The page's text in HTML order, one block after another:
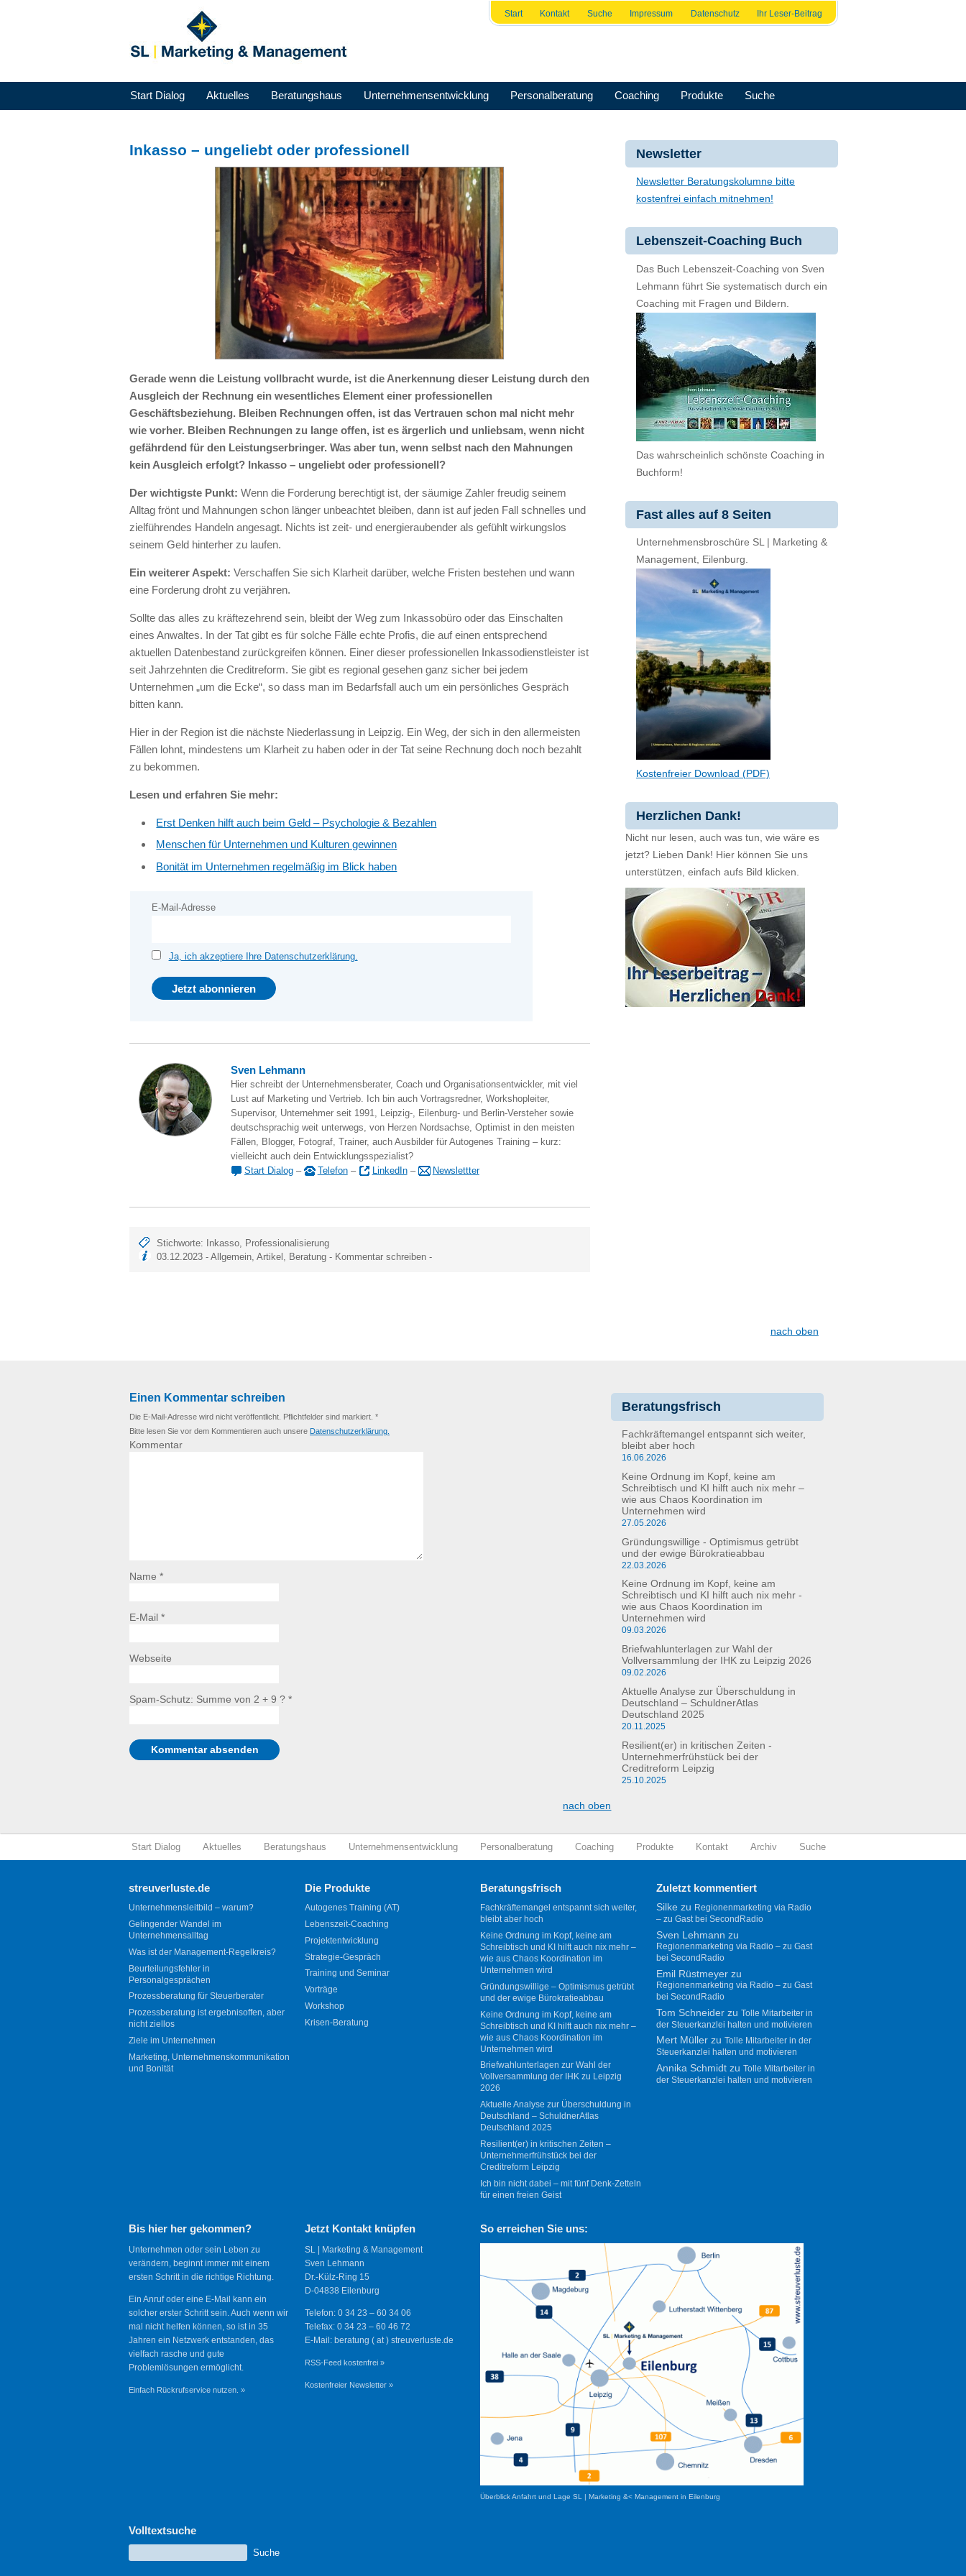
Start Kontakt Suche Impressum Datenschutz Ihr Leser-Beitrag
Start Dialog Aktuelles Beratungshaus Unternehmensentwicklung Personalberatung Coaching Produkte Suche
Inkasso – ungeliebt oder professionell
Gerade wenn die Leistung vollbracht wurde, ist die Anerkennung dieser Leistung durch den
Ausgleich der Rechnung ein wesentliches Element einer professionellen
Geschäftsbeziehung. Bleiben Rechnungen offen, ist das Vertrauen schon mal nicht mehr
wie vorher. Bleiben Rechnungen zu lange offen, ist es ärgerlich und unliebsam, wenn nicht
gefährdend für den Leistungserbringer. Was aber tun, wenn selbst nach den Mahnungen
kein Ausgleich erfolgt? Inkasso – ungeliebt oder professionell?
Der wichtigste Punkt: Wenn die Forderung berechtigt ist, der säumige Zahler freudig seinem
Alltag frönt und Mahnungen schon länger unbeachtet bleiben, dann ist auf jeden Fall schnelles und
zielführendes Handeln angesagt. Nichts ist zeit- und energieraubender als gefühlt wirkungslos
seinem Geld hinterher zu laufen.
Ein weiterer Aspekt: Verschaffen Sie sich Klarheit darüber, welche Fristen bestehen und wann
eine Forderung droht zu verjähren.
Sollte das alles zu kräftezehrend sein, bleibt der Weg zum Inkassobüro oder das Einschalten
eines Anwaltes. In der Tat gibt es für solche Fälle echte Profis, die auf einen entsprechend
aktuellen Datenbestand zurückgreifen können. Einer dieser professionellen Inkassodienstleister ist
seit Jahrzehnten die Creditreform. Sie gibt es regional gesehen ganz sicher bei jedem
Unternehmen „um die Ecke“, so dass man im Bedarfsfall auch um ein persönliches Gespräch
bitten kann.
Hier in der Region ist die nächste Niederlassung in Leipzig. Ein Weg, der sich in den allermeisten
Fällen lohnt, mindestens um Klarheit zu haben oder in der Tat seine Rechnung doch noch bezahlt
zu bekommen.
Lesen und erfahren Sie mehr:
Erst Denken hilft auch beim Geld – Psychologie & Bezahlen
Menschen für Unternehmen und Kulturen gewinnen
Bonität im Unternehmen regelmäßig im Blick haben
E-Mail-Adresse
Ja, ich akzeptiere Ihre Datenschutzerklärung.
Sven Lehmann
Hier schreibt der Unternehmensberater, Coach und Organisationsentwickler, mit viel
Lust auf Marketing und Vertrieb. Ich bin auch Vortragsredner, Workshopleiter,
Supervisor, Unternehmer seit 1991, Leipzig-, Eilenburg- und Berlin-Versteher sowie
deutschsprachig weit unterwegs, von Herzen Nordsachse, Optimist in den meisten
Fällen, Blogger, Fotograf, Trainer, auch Ausbilder für Autogenes Training – kurz:
vielleicht auch dein Entwicklungsspezialist?
Start Dialog– Telefon– LinkedIn– Newslettter
Stichworte: Inkasso Professionalisierung
03.12.2023 -Allgemein ,Artikel Beratung - Kommentar schreiben -
Newsletter
Newsletter Beratungskolumne bitte
kostenfrei einfach mitnehmen!
Lebenszeit-Coaching Buch
Das Buch Lebenszeit-Coaching von Sven
Lehmann führt Sie systematisch durch ein
Coaching mit Fragen und Bildern.
Das wahrscheinlich schönste Coaching in
Buchform!
Fast alles auf 8 Seiten
Unternehmensbroschüre SL | Marketing &
Management, Eilenburg.
Kostenfreier Download (PDF)
Herzlichen Dank!
Nicht nur lesen, auch was tun, wie wäre es
jetzt? Lieben Dank! Hier können Sie uns
unterstützen, einfach aufs Bild klicken.
nach oben
Beratungsfrisch
Fachkräftemangel entspannt sich weiter,
bleibt aber hoch
16.06.2026
Keine Ordnung im Kopf, keine am
Schreibtisch und KI hilft auch nix mehr –
wie aus Chaos Koordination im
Unternehmen wird
27.05.2026
Gründungswillige - Optimismus getrübt
und der ewige Bürokratieabbau
22.03.2026
Keine Ordnung im Kopf, keine am
Schreibtisch und KI hilft auch nix mehr -
wie aus Chaos Koordination im
Unternehmen wird
09.03.2026
Briefwahlunterlagen zur Wahl der
Vollversammlung der IHK zu Leipzig 2026
09.02.2026
Aktuelle Analyse zur Überschuldung in
Deutschland – SchuldnerAtlas
Deutschland 2025
20.11.2025
Resilient(er) in kritischen Zeiten -
Unternehmerfrühstück bei der
Creditreform Leipzig
25.10.2025
Einen Kommentar schreiben
Die E-Mail-Adresse wird nicht veröffentlicht. Pflichtfelder sind markiert. *
Bitte lesen Sie vor dem Kommentieren auch unsere Datenschutzerklärung.
Kommentar
Name *
E-Mail *
Webseite
Spam-Schutz: Summe von 2 + 9 ? *
nach oben
Start Dialog Aktuelles Beratungshaus Unternehmensentwicklung Personalberatung Coaching Produkte Kontakt Archiv Suche
streuverluste.de
Unternehmensleitbild – warum?
Gelingender Wandel im
Unternehmensalltag
Was ist der Management-Regelkreis?
Beurteilungsfehler in
Personalgesprächen
Prozessberatung für Steuerberater
Prozessberatung ist ergebnisoffen, aber
nicht ziellos
Ziele im Unternehmen
Marketing, Unternehmenskommunikation
und Bonität
Die Produkte
Autogenes Training (AT)
Lebenszeit-Coaching
Projektentwicklung
Strategie-Gespräch
Training und Seminar
Vorträge
Workshop
Krisen-Beratung
Beratungsfrisch
Fachkräftemangel entspannt sich weiter,
bleibt aber hoch
Keine Ordnung im Kopf, keine am
Schreibtisch und KI hilft auch nix mehr –
wie aus Chaos Koordination im
Unternehmen wird
Gründungswillige – Optimismus getrübt
und der ewige Bürokratieabbau
Keine Ordnung im Kopf, keine am
Schreibtisch und KI hilft auch nix mehr –
wie aus Chaos Koordination im
Unternehmen wird
Briefwahlunterlagen zur Wahl der
Vollversammlung der IHK zu Leipzig
2026
Aktuelle Analyse zur Überschuldung in
Deutschland – SchuldnerAtlas
Deutschland 2025
Resilient(er) in kritischen Zeiten –
Unternehmerfrühstück bei der
Creditreform Leipzig
Ich bin nicht dabei – mit fünf Denk-Zetteln
für einen freien Geist
Zuletzt kommentiert
Silkezu Regionenmarketing via Radio
– zu Gast bei SecondRadio
Sven Lehmann zu
Regionenmarketing via Radio – zu Gast
bei SecondRadio
Emil Rüstmeyerzu
Regionenmarketing via Radio – zu Gast
bei SecondRadio
Tom Schneiderzu Tolle Mitarbeiter in
der Steuerkanzlei halten und motivieren
Mert Müllerzu Tolle Mitarbeiter in der
Steuerkanzlei halten und motivieren
Annika Schmidtzu Tolle Mitarbeiter in
der Steuerkanzlei halten und motivieren
Bis hier her gekommen?
Unternehmen oder sein Leben zu
verändern, beginnt immer mit einem
ersten Schritt in die richtige Richtung.
Ein Anruf oder eine E-Mail kann ein
solcher erster Schritt sein. Auch wenn wir
mal nicht helfen können, so ist in 35
Jahren ein Netzwerk entstanden, das
vielfach rasche und gute
Problemlösungen ermöglicht.
Einfach Rückrufservice nutzen. »
Jetzt Kontakt knüpfen
SL | Marketing & Management
Sven Lehmann
Dr.-Külz-Ring 15
D-04838 Eilenburg
Telefon: 0 34 23 – 60 34 06
Telefax: 0 34 23 – 60 46 72
E-Mail: beratung ( at ) streuverluste.de
RSS-Feed kostenfrei »
Kostenfreier Newsletter »
So erreichen Sie uns:
Überblick Anfahrt und Lage SL | Marketing &< Management in Eilenburg
Volltextsuche